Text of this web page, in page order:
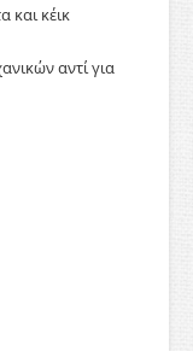
και κέικ
αντί για